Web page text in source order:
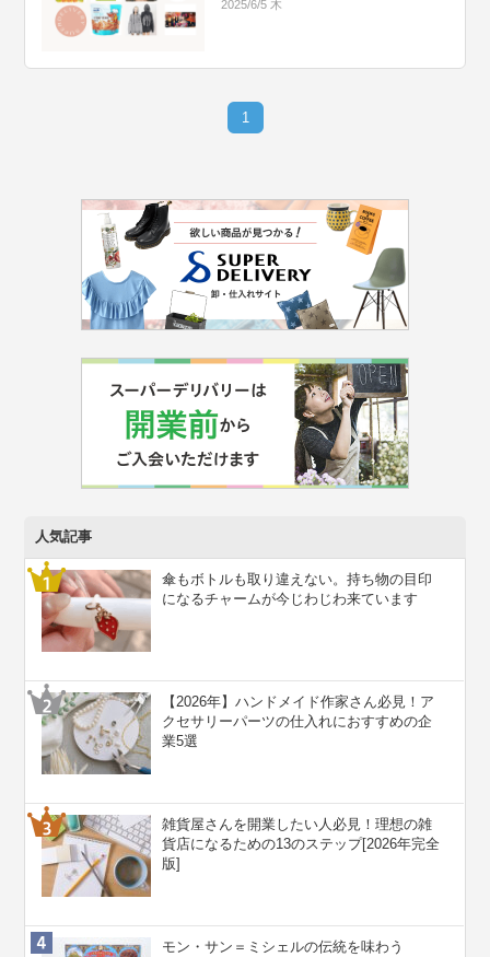
2025/6/5 木
1
人気記事
傘もボトルも取り違えない。持ち物の目印
になるチャームが今じわじわ来ています
【2026年】ハンドメイド作家さん必見！ア
クセサリーパーツの仕入れにおすすめの企
業5選
雑貨屋さんを開業したい人必見！理想の雑
貨店になるための13のステップ[2026年完全
版]
モン・サン＝ミシェルの伝統を味わう